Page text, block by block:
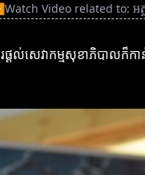
Watch Video related to: អត្
ល់សេវាកម្មសុខាភិបាលក៏